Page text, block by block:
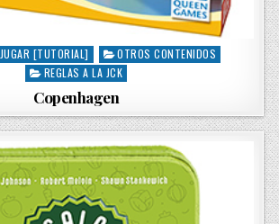
[TUTORIAL]
OTROS CONTENIDOS
REGLAS A LA JCK
Copenhagen